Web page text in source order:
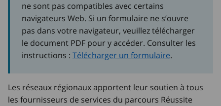
ne sont pas compatibles avec certains
navigateurs Web. Si un formulaire ne s’ouvre
pas dans votre navigateur, veuillez télécharger
le document PDF pour y accéder. Consulter les
instructions : Télécharger un formulaire.
Les réseaux régionaux apportent leur soutien à tous
les fournisseurs de services du parcours Réussite